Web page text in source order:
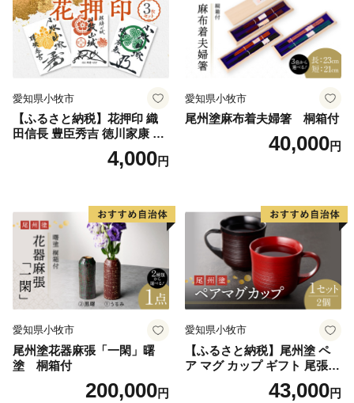
愛知県小牧市
【ふるさと納税】花押印 織
田信長 豊臣秀吉 徳川家康 3
枚 セット 戦国 武将 小牧山城
墨絵 龍画師 書道アーティス
牧市 お取り寄せ 送料無料
4,000円
愛知県小牧市
尾州塗麻布着夫婦箸 桐箱付
40,000円
愛知県小牧市
尾州塗花器麻張「一閑」曙
塗 桐箱付
200,000円
愛知県小牧市
【ふるさと納税】尾州塗 ペ
ア マグ カップ ギフト 尾張漆
漆 漆器 漆器工芸 工芸品 芸術
性 実用性 抗菌性 美味しく安
43,000円